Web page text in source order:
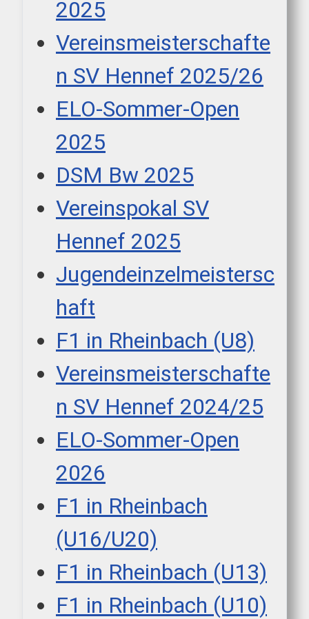
2025
Vereinsmeisterschafte
n SV Hennef 2025/26
ELO-Sommer-Open
2025
DSM Bw 2025
Vereinspokal SV
Hennef 2025
Jugendeinzelmeistersc
haft
F1 in Rheinbach (U8)
Vereinsmeisterschafte
n SV Hennef 2024/25
ELO-Sommer-Open
2026
F1 in Rheinbach
(U16/U20)
F1 in Rheinbach (U13)
F1 in Rheinbach (U10)